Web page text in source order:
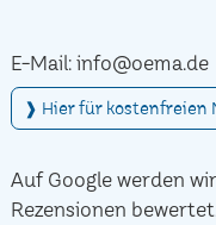
E-Mail: info@oema.de
❱ Hier für kostenfreien
Auf Google werden
Rezensionen